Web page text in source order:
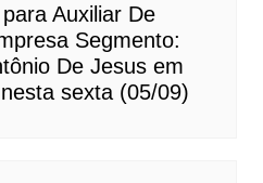
Auxiliar De
Segmento:
De Jesus em
sexta (05/09)